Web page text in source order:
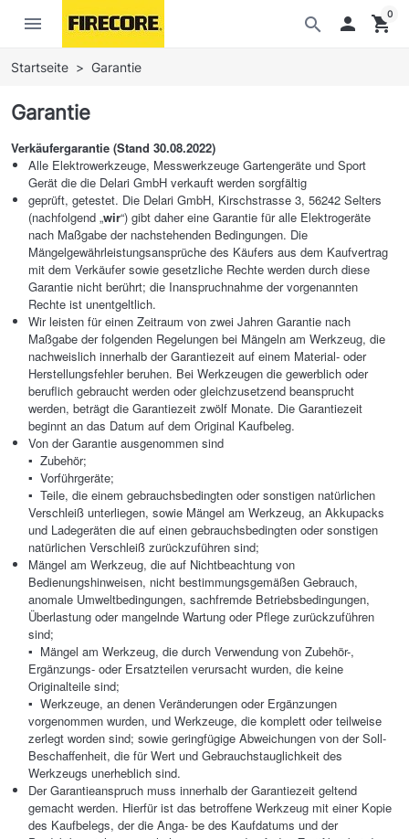
menu search  shopping_cart
0
Startseite Garantie
Garantie
Verkäufergarantie (Stand 30.08.2022)
Alle Elektrowerkzeuge, Messwerkzeuge Gartengeräte und Sport
Gerät die die Delari GmbH verkauft werden sorgfältig
geprüft, getestet. Die Delari GmbH, Kirschstrasse 3, 56242 Selters
(nachfolgend „wir“) gibt daher eine Garantie für alle Elektrogeräte
nach Maßgabe der nachstehenden Bedingungen. Die
Mängelgewährleistungsansprüche des Käufers aus dem Kaufvertrag
mit dem Verkäufer sowie gesetzliche Rechte werden durch diese
Garantie nicht berührt; die Inanspruchnahme der vorgenannten
Rechte ist unentgeltlich.
Wir leisten für einen Zeitraum von zwei Jahren Garantie nach
Maßgabe der folgenden Regelungen bei Mängeln am Werkzeug, die
nachweislich innerhalb der Garantiezeit auf einem Material- oder
Herstellungsfehler beruhen. Bei Werkzeugen die gewerblich oder
beruflich gebraucht werden oder gleichzusetzend beansprucht
werden, beträgt die Garantiezeit zwölf Monate. Die Garantiezeit
beginnt an das Datum auf dem Original Kaufbeleg.
Von der Garantie ausgenommen sind
▪ Zubehör;
▪ Vorführgeräte;
▪ Teile, die einem gebrauchsbedingten oder sonstigen natürlichen
Verschleiß unterliegen, sowie Mängel am Werkzeug, an Akkupacks
und Ladegeräten die auf einen gebrauchsbedingten oder sonstigen
natürlichen Verschleiß zurückzuführen sind;
Mängel am Werkzeug, die auf Nichtbeachtung von
Bedienungshinweisen, nicht bestimmungsgemäßen Gebrauch,
anomale Umweltbedingungen, sachfremde Betriebsbedingungen,
Überlastung oder mangelnde Wartung oder Pflege zurückzuführen
sind;
▪ Mängel am Werkzeug, die durch Verwendung von Zubehör-,
Ergänzungs- oder Ersatzteilen verursacht wurden, die keine
Originalteile sind;
▪ Werkzeuge, an denen Veränderungen oder Ergänzungen
vorgenommen wurden, und Werkzeuge, die komplett oder teilweise
zerlegt worden sind; sowie geringfügige Abweichungen von der Soll-
Beschaffenheit, die für Wert und Gebrauchstauglichkeit des
Werkzeugs unerheblich sind.
Der Garantieanspruch muss innerhalb der Garantiezeit geltend
gemacht werden. Hierfür ist das betroffene Werkzeug mit einer Kopie
des Kaufbelegs, der die Anga- be des Kaufdatums und der